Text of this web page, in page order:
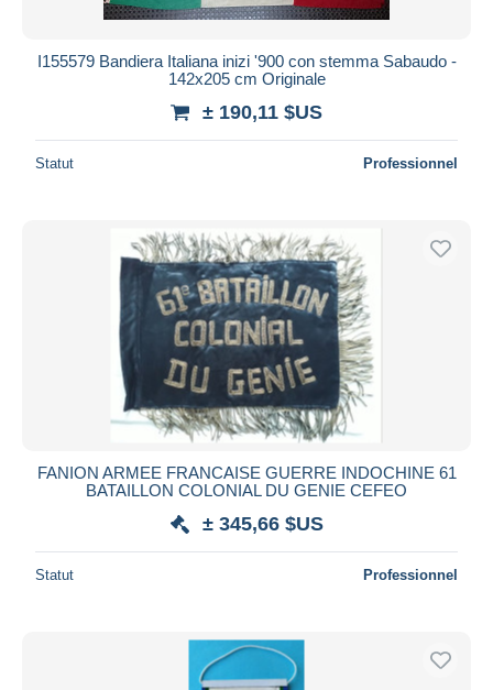
I155579 Bandiera Italiana inizi '900 con stemma Sabaudo -
142x205 cm Originale
± 190,11 $US
Statut Professionnel
FANION ARMEE FRANCAISE GUERRE INDOCHINE 61
BATAILLON COLONIAL DU GENIE CEFEO
± 345,66 $US
Statut Professionnel